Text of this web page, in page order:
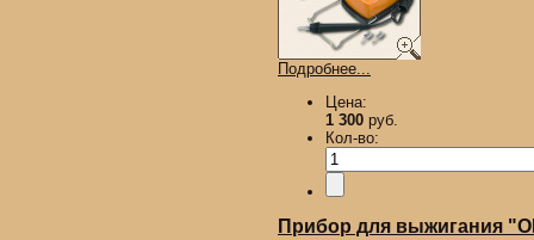
Подробнее...
Цена:
1 300 руб.
Кол-во:
Прибор для выжигания